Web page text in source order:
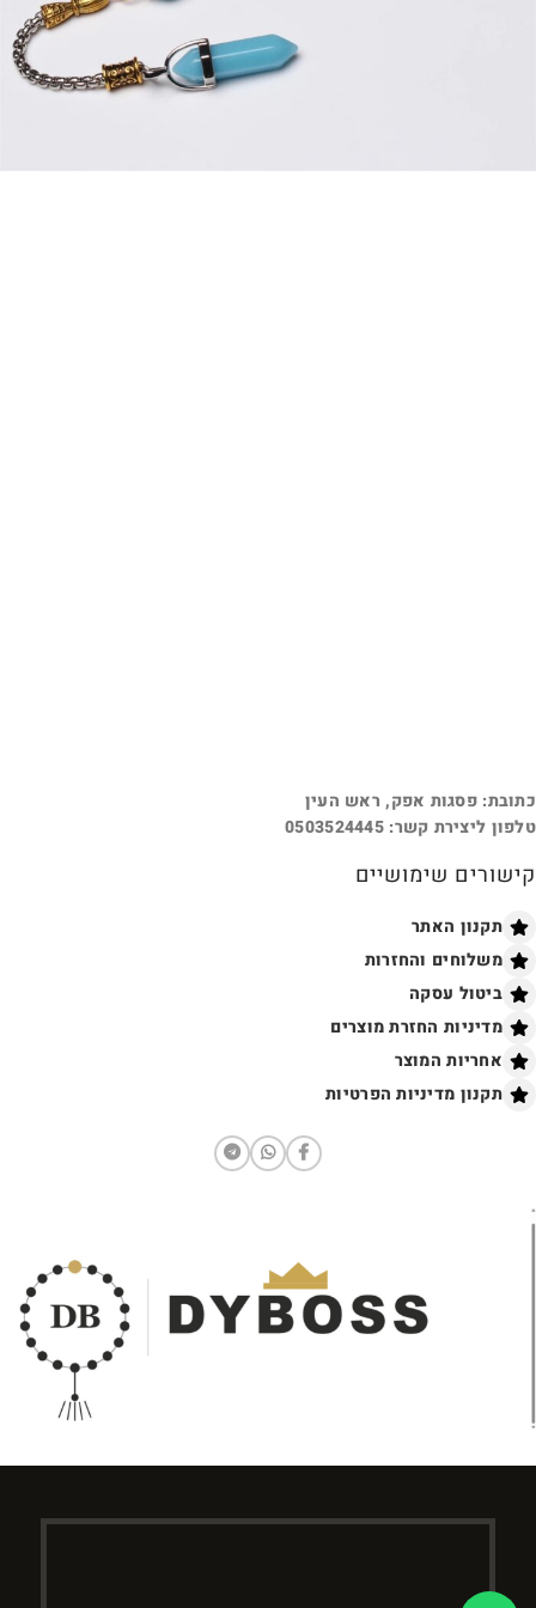
כתובת: פסגות אפק, ראש העין
טלפון ליצירת קשר: 0503524445
קישורים שימושיים
תקנון האתר
משלוחים והחזרות
ביטול עסקה
מדיניות החזרת מוצרים
אחריות המוצר
תקנון מדיניות הפרטיות